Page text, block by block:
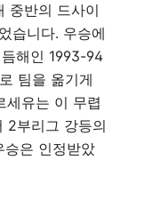
중반의 드사이
습니다. 우승에
해인 1993-94
팀을 옮기게
세유는 이 무렵
2부리그 강등의
승은 인정받았